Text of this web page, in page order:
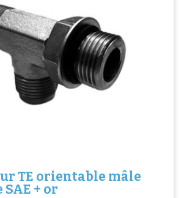
TE orientable mâle
SAE + or